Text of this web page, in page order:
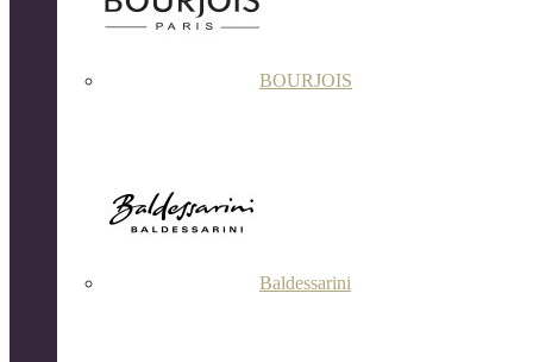
BOURJOIS
Baldessarini